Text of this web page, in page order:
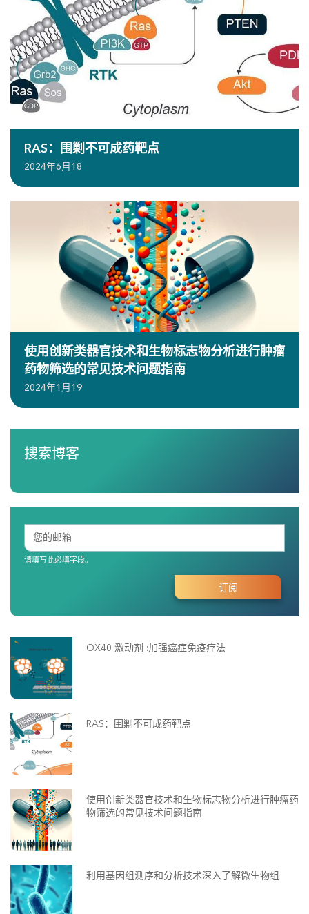
RAS：围剿不可成药靶点
2024年6月18
使用创新类器官技术和生物标志物分析进行肿瘤
药物筛选的常见技术问题指南
2024年1月19
搜索博客
请填写此必填字段。
OX40 激动剂 :加强癌症免疫疗法
RAS：围剿不可成药靶点
使用创新类器官技术和生物标志物分析进行肿瘤药
物筛选的常见技术问题指南
利用基因组测序和分析技术深入了解微生物组